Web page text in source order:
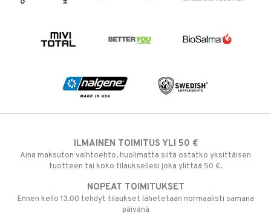
ILMAINEN TOIMITUS YLI 50 €
Aina maksuton vaihtoehto, huolimatta siitä ostatko yksittäisen
tuotteen tai koko tilauksellesi joka ylittää 50 €.
NOPEAT TOIMITUKSET
Ennen kello 13.00 tehdyt tilaukset lähetetään normaalisti samana
päivänä